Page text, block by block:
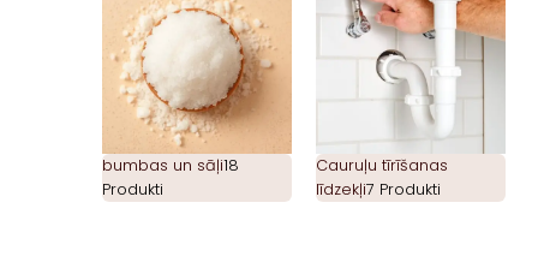
bumbas un sāļi18
Produkti
Cauruļu tīrīšanas
līdzekļi7 Produkti